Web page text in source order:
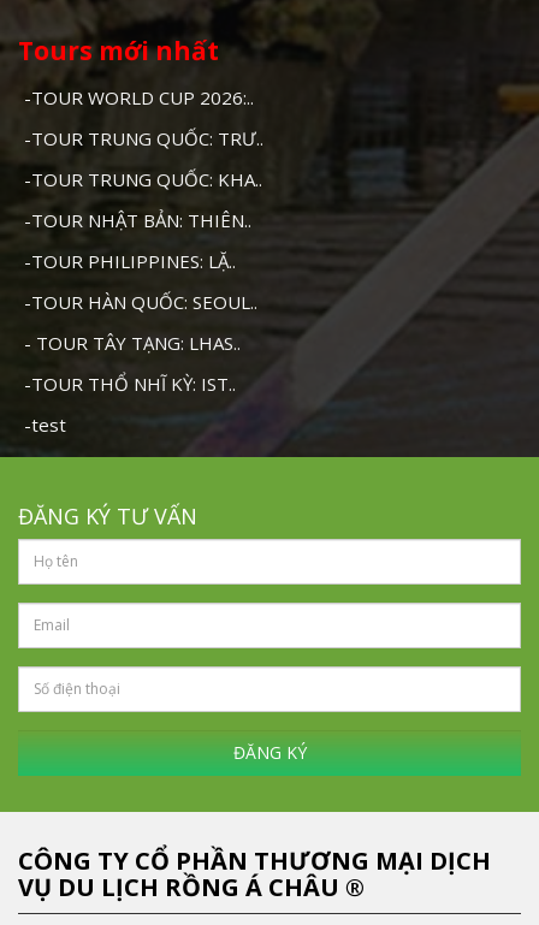
Tours mới nhất
-TOUR WORLD CUP 2026:..
-TOUR TRUNG QUỐC: TRƯ..
-TOUR TRUNG QUỐC: KHA..
-TOUR NHẬT BẢN: THIÊN..
-TOUR PHILIPPINES: LẶ..
-TOUR HÀN QUỐC: SEOUL..
- TOUR TÂY TẠNG: LHAS..
-TOUR THỔ NHĨ KỲ: IST..
-test
ĐĂNG KÝ TƯ VẤN
ĐĂNG KÝ
CÔNG TY CỔ PHẦN THƯƠNG MẠI DỊCH
VỤ DU LỊCH RỒNG Á CHÂU ®